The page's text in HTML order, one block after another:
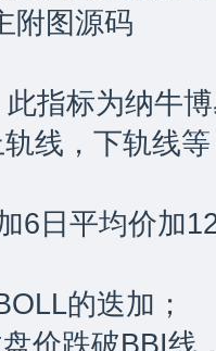
附图源码
指标为纳牛
线，下轨线
6日平均价加
的迭加；
价跌破BBI线